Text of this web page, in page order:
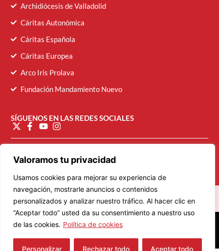
Valoramos tu privacidad
Usamos cookies para mejorar su experiencia de
navegación, mostrarle anuncios o contenidos
personalizados y analizar nuestro tráfico. Al hacer clic en
“Aceptar todo” usted da su consentimiento a nuestro uso
de las cookies. Política de cookies
Personalizar Rechazar todo Aceptar todo
Archidiócesis de Valladolid
Cáritas Autonómica
Cáritas Española
Cáritas Europea
Arco Iris Prolava
Fundación Mandamiento Nuevo
SÍGUENOS EN LAS REDES SOCIALES
© 2026 Cáritas Diocesana de Valladolid